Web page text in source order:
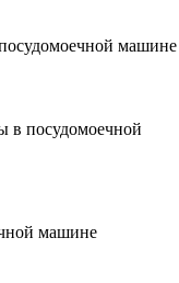
машине
в посудомоечной
машине